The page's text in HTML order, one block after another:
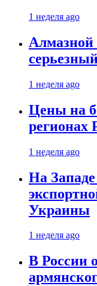
1 неделя ago
Алмазной
1 неделя ago
Цены на
регионах
1 неделя ago
На
Украины
1 неделя ago
В России